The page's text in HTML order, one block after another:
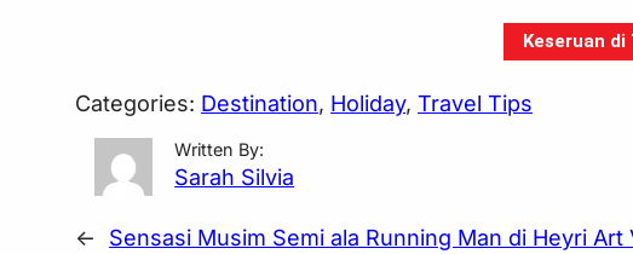
Keseruan
Categories: Destination, Holiday, Travel Tips
Written By:
Sarah Silvia
← Sensasi Musim Semi ala Running Man di Heyri Art